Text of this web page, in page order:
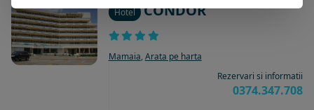
Hotel CONDOR
Mamaia, Arata pe harta
Rezervari si informatii
0374.347.708